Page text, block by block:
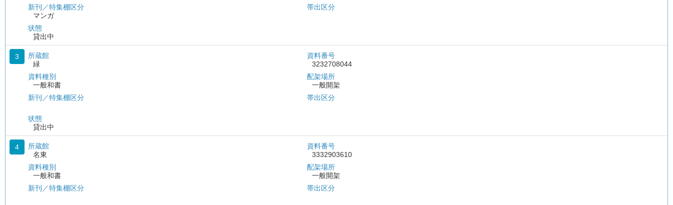
新刊／特集棚区分
マンガ
状態
貸出中
帯出区分
3
所蔵館
緑
資料種別
一般和書
新刊／特集棚区分
状態
貸出中
資料番号
3232708044
配架場所
一般開架
帯出区分
4
所蔵館
名東
資料種別
一般和書
新刊／特集棚区分
資料番号
3332903610
配架場所
一般開架
帯出区分